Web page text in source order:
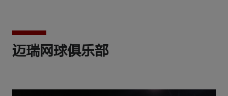
迈瑞网球俱乐部